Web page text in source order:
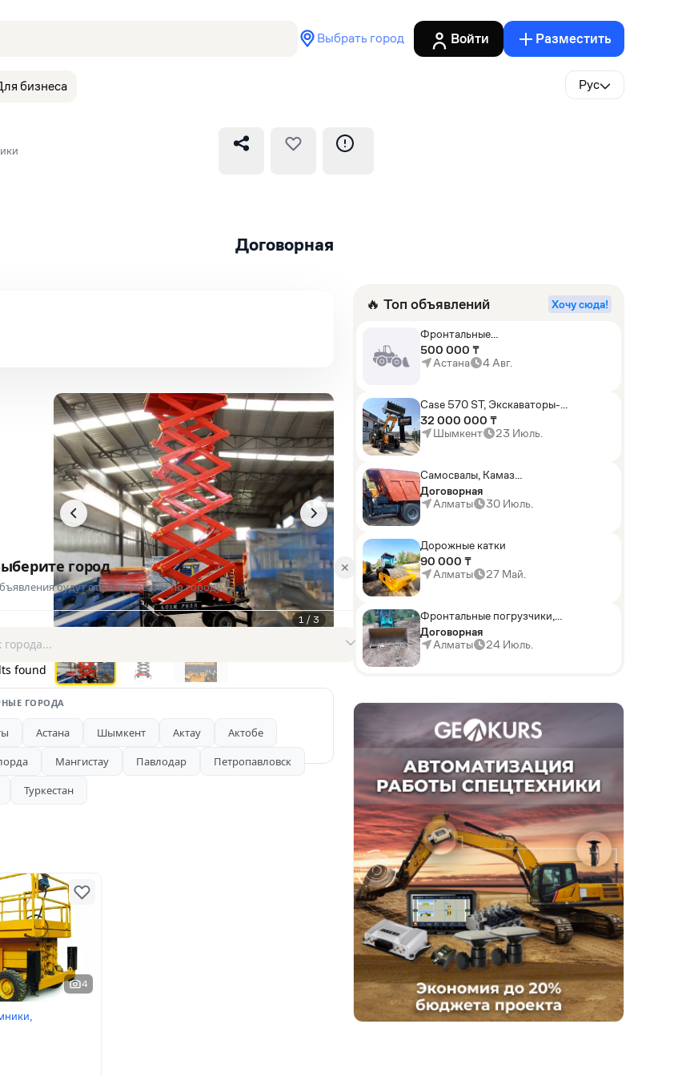
Выбрать город Войти Разместить
бизнеса Рус
Договорная
1 / 3
8, 10, 12 метров
4
🔥 Топ объявлений Хочу сюда!
Фронтальные
погрузчики,Экскаваторы-
погрузчики,Мини-
погрузчики,Горные
500 000 ₸
Астана
4 Авг.
Case 570 ST, Экскаваторы-
погрузчики
32 000 000 ₸
Шымкент
23 Июль.
Самосвалы, Камаз
АГП-29РТ (шасси
KАМАЗ-43114 6x6)
Договорная
Алматы
30 Июль.
Дорожные катки
90 000 ₸
Алматы
27 Май.
Фронтальные погрузчики,
Sunward ZYJ 320
Договорная
Алматы
24 Июль.
✕
город
будут отфильтрованы по городу
found
ГОРОДА
Астана Шымкент Актау
Актобе
Мангистау Павлодар
Петропавловск
Туркестан